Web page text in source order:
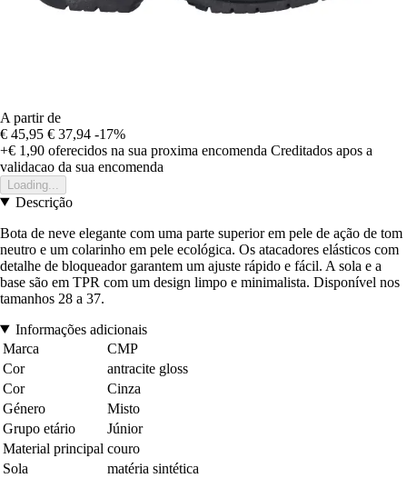
A partir de
€ 45,95 € 37,94 -17%
+€ 1,90 oferecidos na sua proxima encomenda Creditados apos a
validacao da sua encomenda
Loading...
Descrição
Bota de neve elegante com uma parte superior em pele de ação de tom
neutro e um colarinho em pele ecológica. Os atacadores elásticos com
detalhe de bloqueador garantem um ajuste rápido e fácil. A sola e a
base são em TPR com um design limpo e minimalista. Disponível nos
tamanhos 28 a 37.
Informações adicionais
Marca
CMP
Cor
antracite gloss
Cor
Cinza
Género
Misto
Grupo etário
Júnior
Material principal couro
Sola
matéria sintética